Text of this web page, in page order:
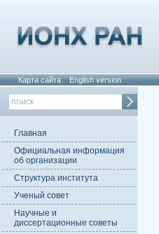
Карта сайта English version
Главная
Официальная информация
об организации
Структура института
Ученый совет
Научные и
диссертационные советы